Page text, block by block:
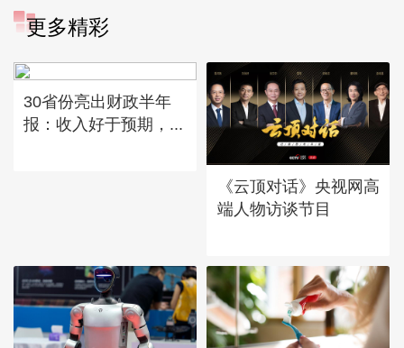
更多精彩
30省份亮出财政半年
报：收入好于预期，...
《云顶对话》央视网高
端人物访谈节目